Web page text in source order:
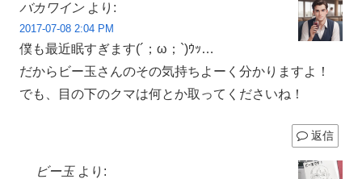
バカワイン より:
2017-07-08 2:04 PM
僕も最近眠すぎます(´；ω；`)ｳｯ…
だからビー玉さんのその気持ちよーく分かりますよ！
でも、目の下のクマは何とか取ってくださいね！
返信
ビー玉 より: